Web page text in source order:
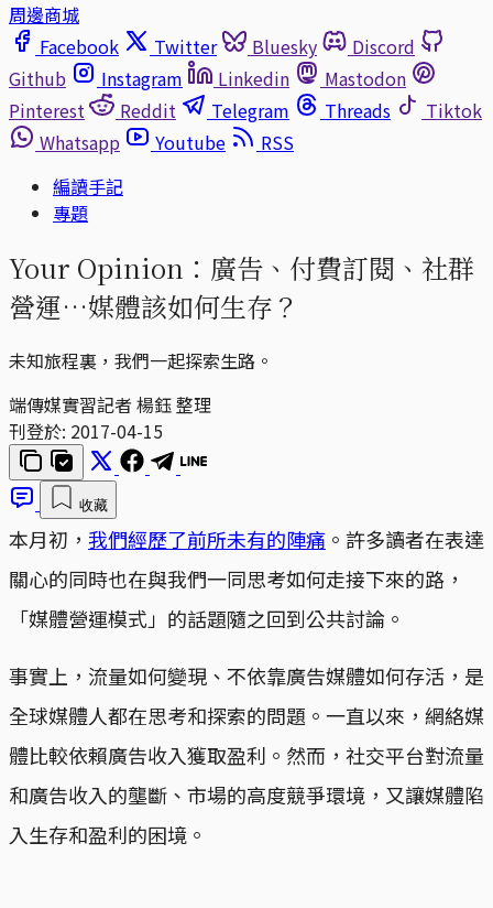
周邊商城
Facebook
Twitter Bluesky
Discord
Github
Instagram Linkedin
Mastodon
Pinterest
Reddit Telegram Threads
Tiktok
Whatsapp
Youtube
RSS
編讀手記
專題
Your Opinion：廣告、付費訂閱、社群
營運…媒體該如何生存？
未知旅程裏，我們一起探索生路。
端傳媒實習記者 楊鈺 整理
刊登於: 2017-04-15
收藏
本月初， 我們經歷了前所未有的陣痛 。許多讀者在表達
關心的同時也在與我們一同思考如何走接下來的路，
「媒體營運模式」的話題隨之回到公共討論。
事實上，流量如何變現、不依靠廣告媒體如何存活，是
全球媒體人都在思考和探索的問題。一直以來，網絡媒
體比較依賴廣告收入獲取盈利。然而，社交平台對流量
和廣告收入的壟斷、市場的高度競爭環境，又讓媒體陷
入生存和盈利的困境。